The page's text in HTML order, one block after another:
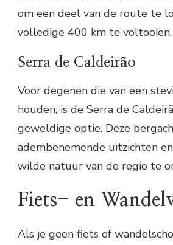
om een deel van de route te
volledige 400 km te voltooien.
Serra de Caldeirão
Voor degenen die van een
houden, is de Serra de
geweldige optie. Deze
adembenemende uitzichten
wilde natuur van de regio te
Fiets- en
Als je geen fiets of